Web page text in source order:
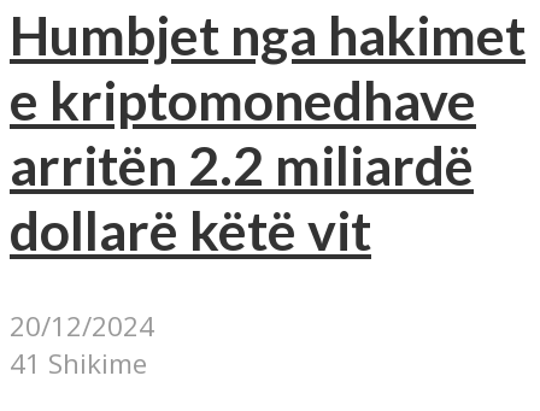
Humbjet nga hakimet
e kriptomonedhave
arritën 2.2 miliardë
dollarë këtë vit
20/12/2024
41 Shikime